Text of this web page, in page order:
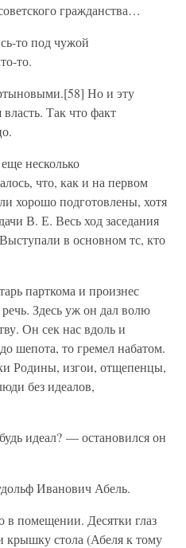
гражданства…
то под чужой
то.
Но и эту
Так что факт
несколько
что, как и на первом
хорошо подготовлены, хотя
В. Е. Весь ход заседания
в основном тс, кто
парткома и произнес
Здесь уж он дал волю
Он сек нас вдоль и
шепота, то гремел набатом.
Родины, изгои, отщепенцы,
без идеалов,
идеал? — остановился он
Иванович Абель.
в помещении. Десятки глаз
крышку стола (Абеля к тому